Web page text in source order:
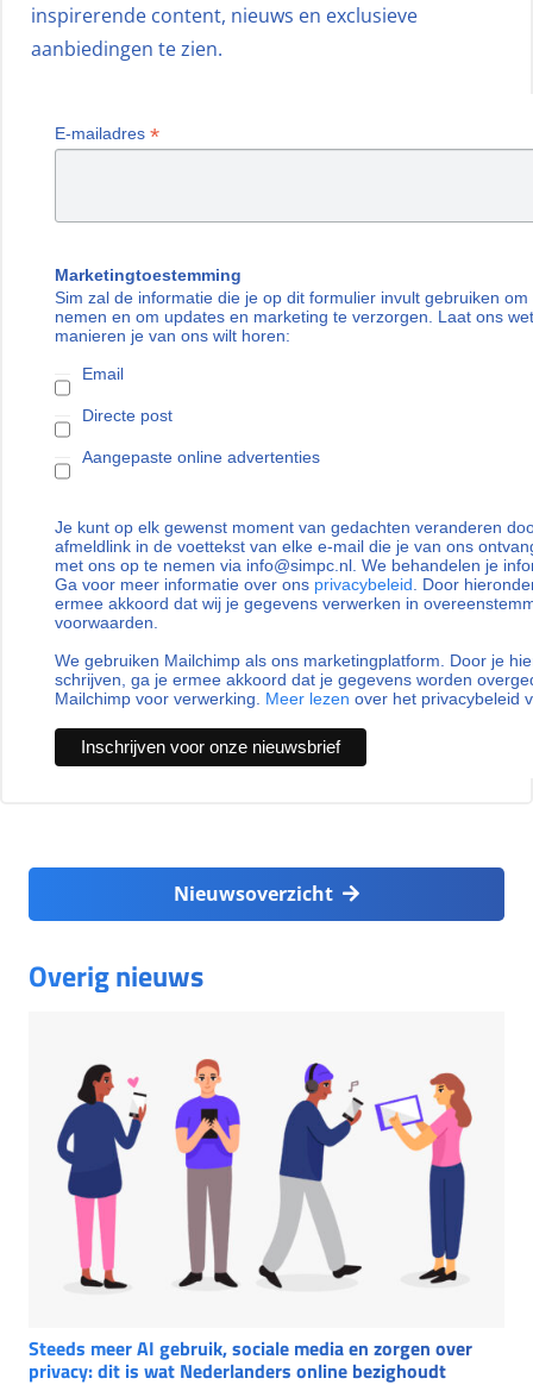
inspirerende content, nieuws en exclusieve
aanbiedingen te zien.
E-mailadres *
Marketingtoestemming
Sim zal de informatie die je op dit formulier invult gebruiken
nemen en om updates en marketing te verzorgen. Laat ons
manieren je van ons wilt horen:
Email
Directe post
Aangepaste online advertenties
Je kunt op elk gewenst moment van gedachten veranderen
afmeldlink in de voettekst van elke e-mail die je van ons
met ons op te nemen via info@simpc.nl. We behandelen je
Ga voor meer informatie over ons privacybeleid. Door
ermee akkoord dat wij je gegevens verwerken in
voorwaarden.
We gebruiken Mailchimp als ons marketingplatform. Door je
schrijven, ga je ermee akkoord dat je gegevens worden
Mailchimp voor verwerking. Meer lezen over het privacybeleid
Nieuwsoverzicht
Overig nieuws
Steeds meer AI gebruik, sociale media en zorgen over
privacy: dit is wat Nederlanders online bezighoudt